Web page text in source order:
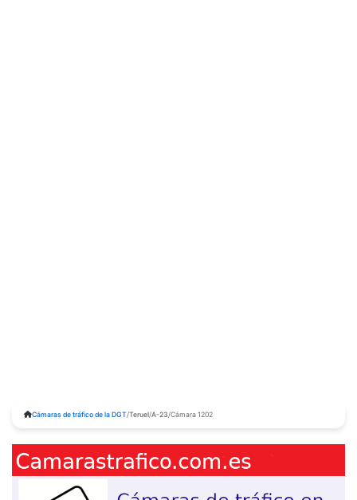
Cámaras de tráfico de la DGT/Teruel/A-23 /Cámara 1202